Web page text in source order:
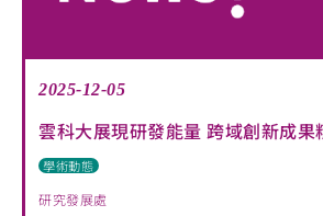
2025-12-05
雲科大展現研發能量 跨域創新成果
學術動態
研究發展處